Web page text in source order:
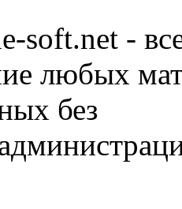
soft.net -
любых
без